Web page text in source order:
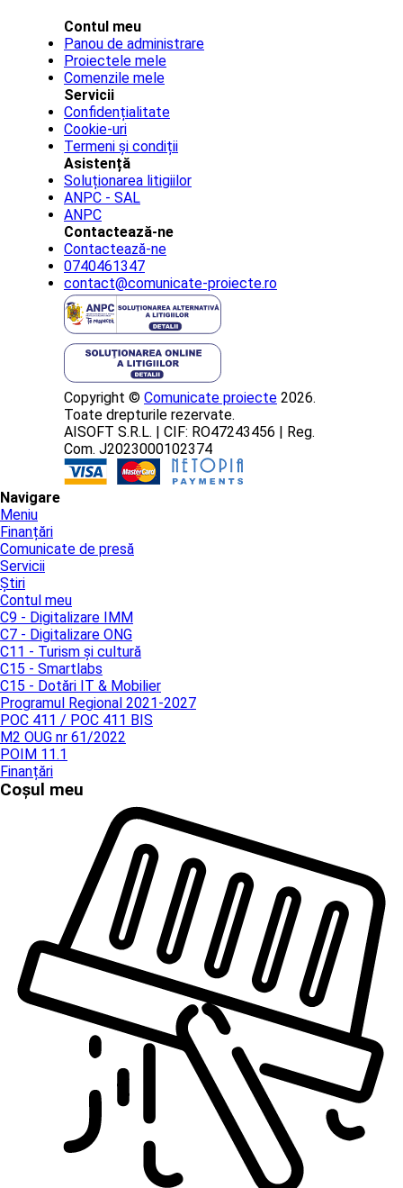
Contul meu
Panou de administrare
Proiectele mele
Comenzile mele
Servicii
Confidențialitate
Cookie-uri
Termeni și condiții
Asistență
Soluționarea litigiilor
ANPC - SAL
ANPC
Contactează-ne
Contactează-ne
0740461347
contact@comunicate-proiecte.ro
Copyright © Comunicate proiecte 2026.
Toate drepturile rezervate.
AISOFT S.R.L. | CIF: RO47243456 | Reg.
Com. J2023000102374
Navigare
Meniu
Finanțări
Comunicate de presă
Servicii
Știri
Contul meu
C9 - Digitalizare IMM
C7 - Digitalizare ONG
C11 - Turism și cultură
C15 - Smartlabs
C15 - Dotări IT & Mobilier
Programul Regional 2021-2027
POC 411 / POC 411 BIS
M2 OUG nr 61/2022
POIM 11.1
Finanțări
Coșul meu